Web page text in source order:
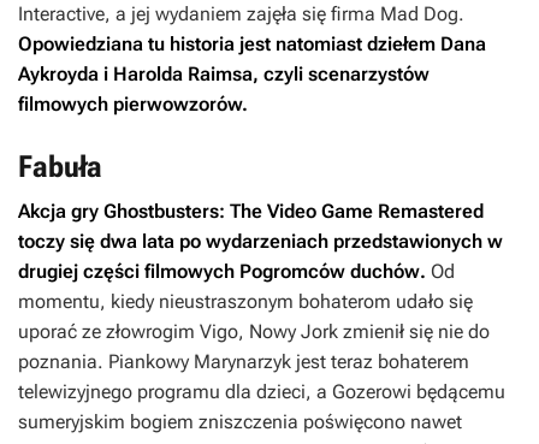
Interactive, a jej wydaniem zajęła się firma Mad Dog.
Opowiedziana tu historia jest natomiast dziełem Dana
Aykroyda i Harolda Raimsa, czyli scenarzystów
filmowych pierwowzorów.
Fabuła
Akcja gry Ghostbusters: The Video Game Remastered
toczy się dwa lata po wydarzeniach przedstawionych w
drugiej części filmowych Pogromców duchów. Od
momentu, kiedy nieustraszonym bohaterom udało się
uporać ze złowrogim Vigo, Nowy Jork zmienił się nie do
poznania. Piankowy Marynarzyk jest teraz bohaterem
telewizyjnego programu dla dzieci, a Gozerowi będącemu
sumeryjskim bogiem zniszczenia poświęcono nawet